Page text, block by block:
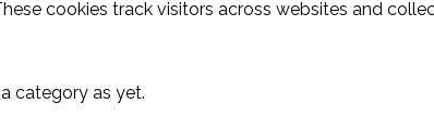
cookies track visitors across websites and
category as yet.